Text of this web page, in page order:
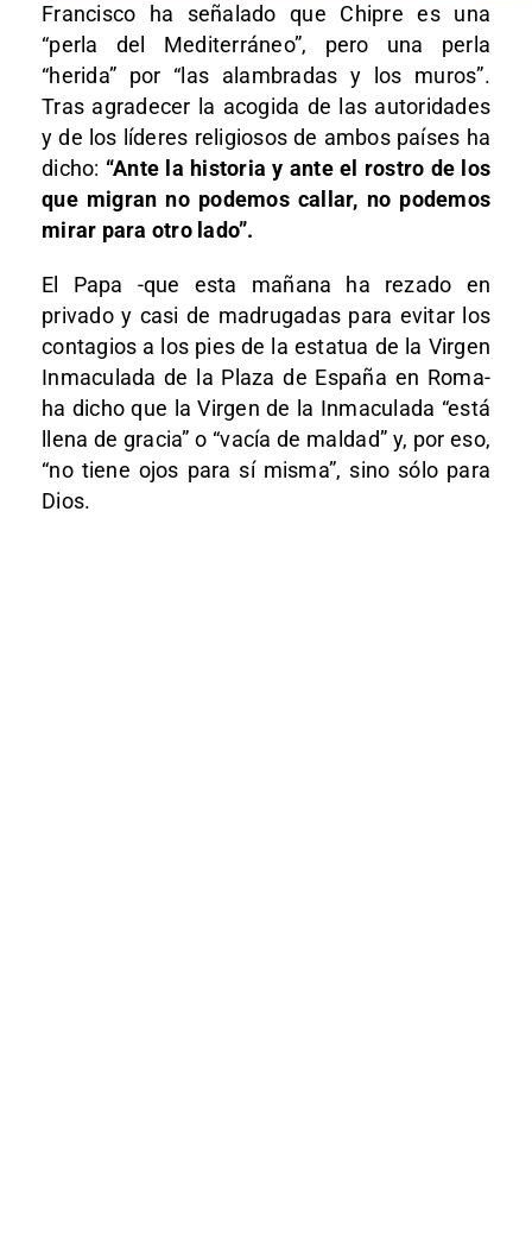
Francisco ha señalado que Chipre es una
“perla del Mediterráneo”, pero una perla
“herida” por “las alambradas y los muros”.
Tras agradecer la acogida de las autoridades
y de los líderes religiosos de ambos países ha
dicho: “Ante la historia y ante el rostro de los
que migran no podemos callar, no podemos
mirar para otro lado”.
El Papa -que esta mañana ha rezado en
privado y casi de madrugadas para evitar los
contagios a los pies de la estatua de la Virgen
Inmaculada de la Plaza de España en Roma-
ha dicho que la Virgen de la Inmaculada “está
llena de gracia” o “vacía de maldad” y, por eso,
“no tiene ojos para sí misma”, sino sólo para
Dios.